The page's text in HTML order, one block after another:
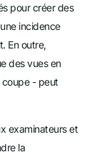
pour créer des
incidence
En outre,
des vues en
coupe - peut
examinateurs et
la